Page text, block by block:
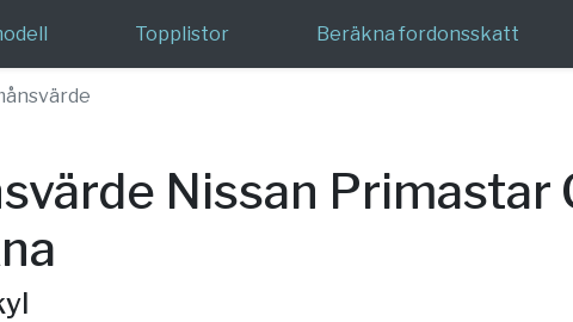
Topplistor Beräkna fordonsskatt
Nissan Primastar